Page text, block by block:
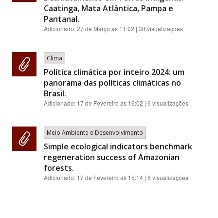
Caatinga, Mata Atlântica, Pampa e
Pantanal.
Adicionado:27 de Março as 11:02 | 38 visualizações
Clima
Política climática por inteiro 2024: um
panorama das políticas climáticas no
Brasil.
Adicionado: 17 de Fevereiro as 16:02 | 6 visualizações
Meio Ambiente e Desenvolvimento
Simple ecological indicators benchmark
regeneration success of Amazonian
forests.
Adicionado: 17 de Fevereiro as 15:14 | 6 visualizações